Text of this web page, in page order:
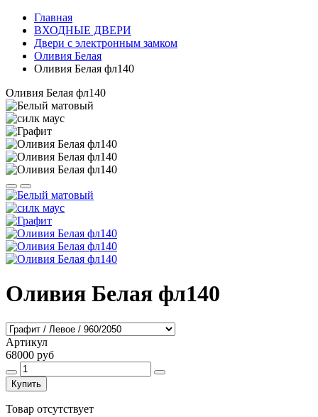
Главная
ВХОДНЫЕ ДВЕРИ
Двери с электронным замком
Оливия Белая
Оливия Белая фл140
Оливия Белая фл140
Оливия Белая фл140
Артикул
68000 руб
Купить
Товар отсутствует